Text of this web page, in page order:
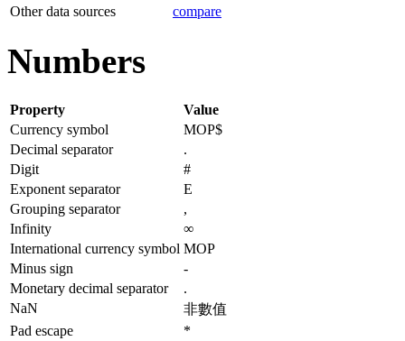
Other data sources
compare
Numbers
Property
Value
Currency symbol
MOP$
Decimal separator
.
Digit
#
Exponent separator
E
Grouping separator
,
Infinity
∞
International currency symbol MOP
Minus sign
-
Monetary decimal separator
.
NaN
非數值
Pad escape
*